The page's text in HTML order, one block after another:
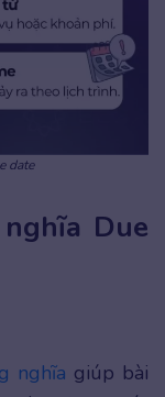
date
Due
nghĩa giúp bài